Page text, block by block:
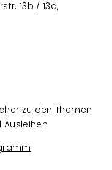
13b / 13a,
zu den Themen